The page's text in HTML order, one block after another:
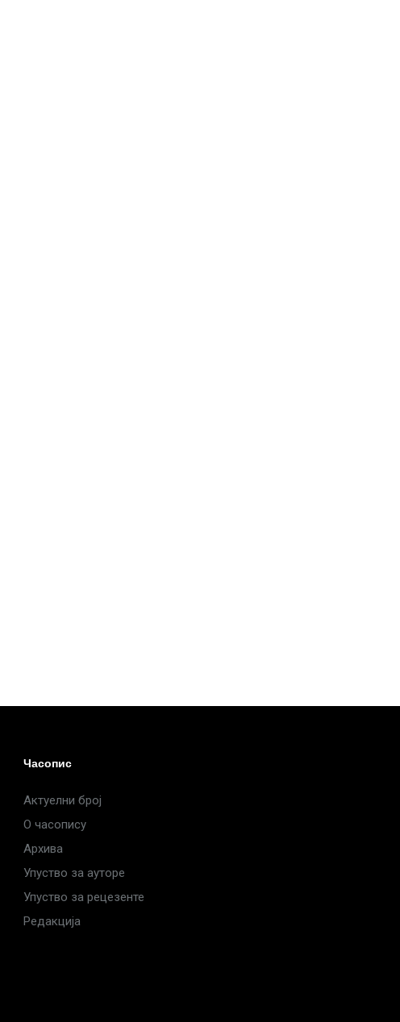
Часопис
Актуелни број
О часопису
Архива
Упуство за ауторе
Упуство за рецезенте
Редакција